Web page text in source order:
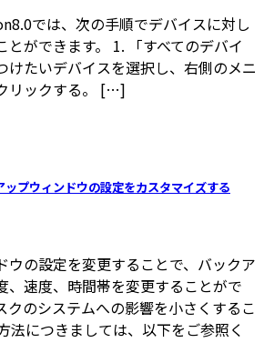
では、次の手順でデバイスに対し
とができます。 1. 「すべてのデバイ
けたいデバイスを選択し、右側のメニ
リックする。 […]
プウィンドウの設定をカスタマイズする
ウの設定を変更することで、バックア
、速度、時間帯を変更することがで
クのシステムへの影響を小さくするこ
法につきましては、以下をご参照く